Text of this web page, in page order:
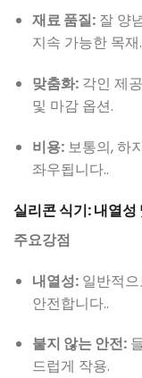
재료 품질:잘 양
지속 가능한 목재.
맞춤화:각인 제
및 마감 옵션.
비용:보통의, 하
좌우됩니다..
실리콘 식기: 내열성
주요강점
내열성:일반적으
안전합니다..
붙지 않는 안전:
드럽게 작용.